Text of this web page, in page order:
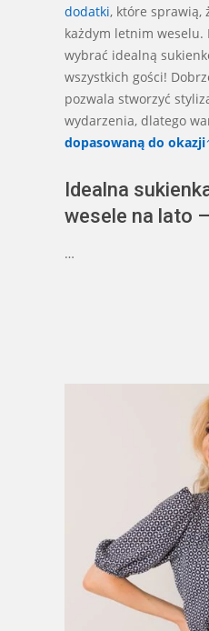
dodatki, które sprawią,
każdym letnim
wybrać idealną
wszystkich gości!
pozwala stworzyć
wydarzenia, dlatego
dopasowaną do okazji
Idealna
wesele na lato
…